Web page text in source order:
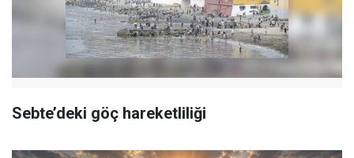
Sebte’deki göç hareketliliği